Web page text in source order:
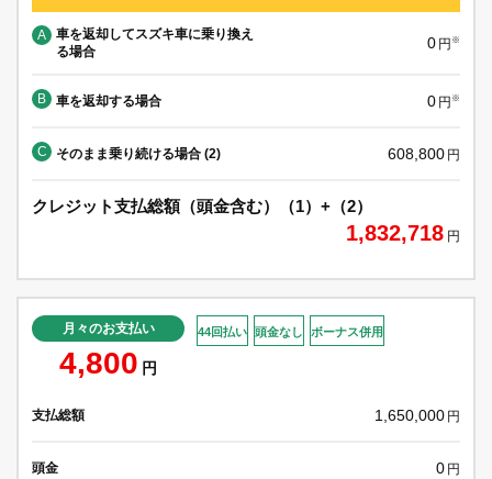
A
車を返却してスズキ車に乗り換え
る場合
0 円 ※
B 車を返却する場合 0 円 ※
C そのまま乗り続ける場合 (2) 608,800 円
クレジット支払総額（頭金含む）（1）+（2）
1,832,718 円
月々のお支払い
4,800 円
44回払い 頭金なし ボーナス併用
支払総額 1,650,000 円
頭金 0 円